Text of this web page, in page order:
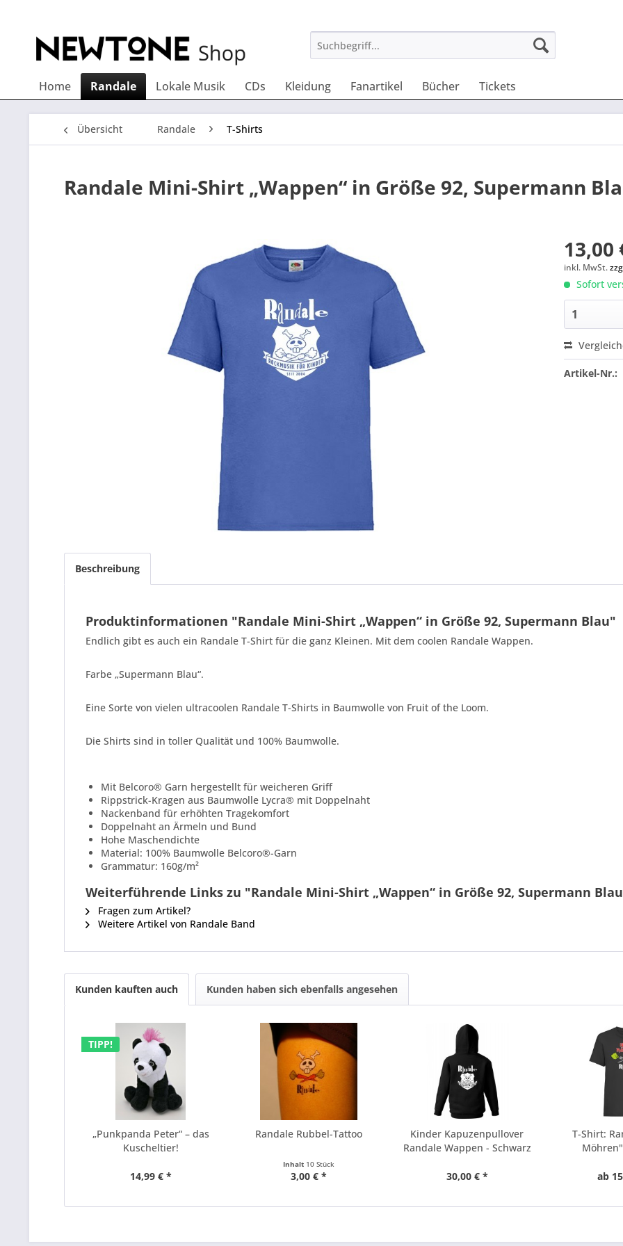
Home Randale Lokale Musik CDs Kleidung Fanartikel Bücher Tickets
Übersicht Randale T-Shirts
Randale Mini-Shirt „Wappen“ in Größe 92, Supermann
13,00
inkl. MwSt.
Sofort
Artikel-Nr.:
Beschreibung
Produktinformationen "Randale Mini-Shirt „Wappen“ in Größe 92, Supermann Blau"
Endlich gibt es auch ein Randale T-Shirt für die ganz Kleinen. Mit dem coolen Randale Wappen.
Farbe „Supermann Blau“.
Eine Sorte von vielen ultracoolen Randale T-Shirts in Baumwolle von Fruit of the Loom.
Die Shirts sind in toller Qualität und 100% Baumwolle.
Mit Belcoro® Garn hergestellt für weicheren Griff
Rippstrick-Kragen aus Baumwolle Lycra® mit Doppelnaht
Nackenband für erhöhten Tragekomfort
Doppelnaht an Ärmeln und Bund
Hohe Maschendichte
Material: 100% Baumwolle Belcoro®-Garn
Grammatur: 160g/m²
Weiterführende Links zu "Randale Mini-Shirt „Wappen“ in Größe 92, Supermann
Fragen zum Artikel?
Weitere Artikel von Randale Band
Kunden kauften auch Kunden haben sich ebenfalls angesehen
TIPP!
„Punkpanda Peter“ – das
Kuscheltier!
14,99 € *
Randale Rubbel-Tattoo
Inhalt 10 Stück
3,00 € *
Kinder Kapuzenpullover
Randale Wappen - Schwarz
30,00 € *
T-Shirt:
ab